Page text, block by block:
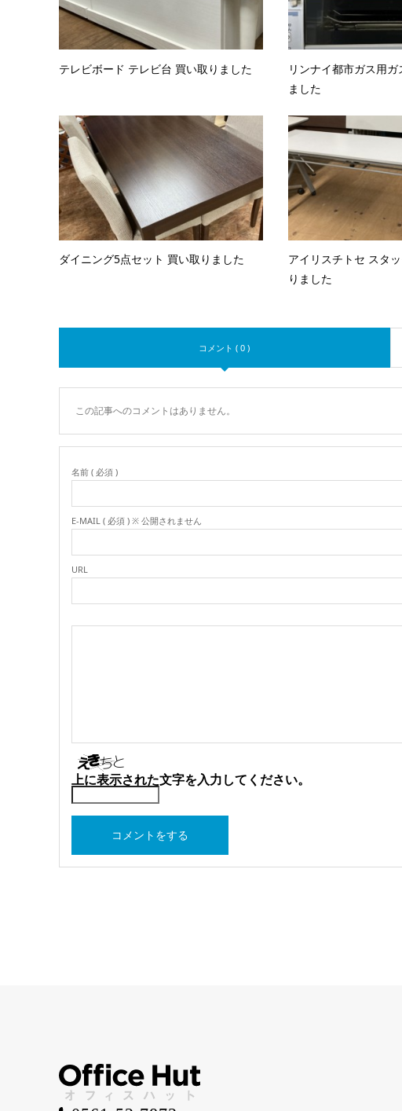
テレビボード テレビ台 買い取りました
リンナイ都市ガス用
ました
ダイニング5点セット 買い取りました
アイリスチトセ スタ
りました
コメント ( 0 )
この記事へのコメントはありません。
名前 ( 必須 )
E-MAIL ( 必須 ) ※ 公開されません
URL
上に表示された文字を入力してください。